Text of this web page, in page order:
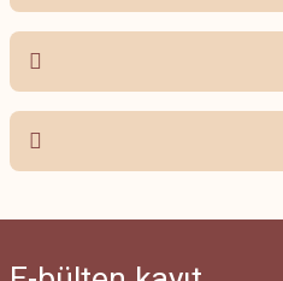
Bu ürünün fiyat bilgisi, resim, ürün
yetersiz gördüğünüz noktaları öneri
iletebilirsiniz.